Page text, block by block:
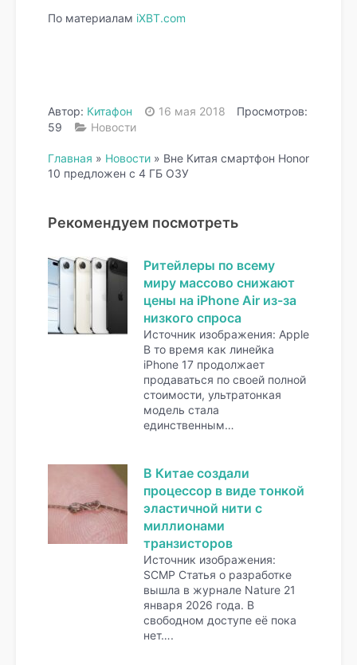
По материалам iXBT.com
Автор: Китафон 16 мая 2018
Просмотров:
59
Новости
Главная » Новости » Вне Китая смартфон Honor
10 предложен с 4 ГБ ОЗУ
Рекомендуем посмотреть
Ритейлеры по всему
миру массово снижают
цены на iPhone Air из-за
низкого спроса
Источник изображения: Apple
В то время как линейка
iPhone 17 продолжает
продаваться по своей полной
стоимости, ультратонкая
модель стала
единственным…
В Китае создали
процессор в виде тонкой
эластичной нити с
миллионами
транзисторов
Источник изображения:
SCMP Статья о разработке
вышла в журнале Nature 21
января 2026 года. В
свободном доступе её пока
нет….